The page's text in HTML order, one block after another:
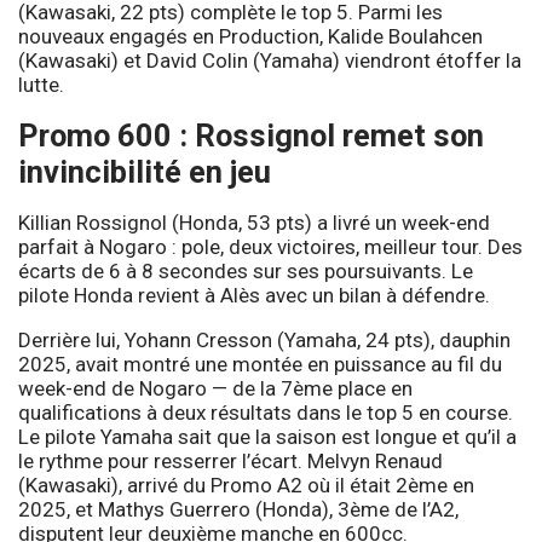
(Kawasaki, 22 pts) complète le top 5. Parmi les
nouveaux engagés en Production, Kalide Boulahcen
(Kawasaki) et David Colin (Yamaha) viendront étoffer la
lutte.
Promo 600 : Rossignol remet son
invincibilité en jeu
Killian Rossignol (Honda, 53 pts) a livré un week-end
parfait à Nogaro : pole, deux victoires, meilleur tour. Des
écarts de 6 à 8 secondes sur ses poursuivants. Le
pilote Honda revient à Alès avec un bilan à défendre.
Derrière lui, Yohann Cresson (Yamaha, 24 pts), dauphin
2025, avait montré une montée en puissance au fil du
week-end de Nogaro — de la 7ème place en
qualifications à deux résultats dans le top 5 en course.
Le pilote Yamaha sait que la saison est longue et qu’il a
le rythme pour resserrer l’écart. Melvyn Renaud
(Kawasaki), arrivé du Promo A2 où il était 2ème en
2025, et Mathys Guerrero (Honda), 3ème de l’A2,
disputent leur deuxième manche en 600cc.